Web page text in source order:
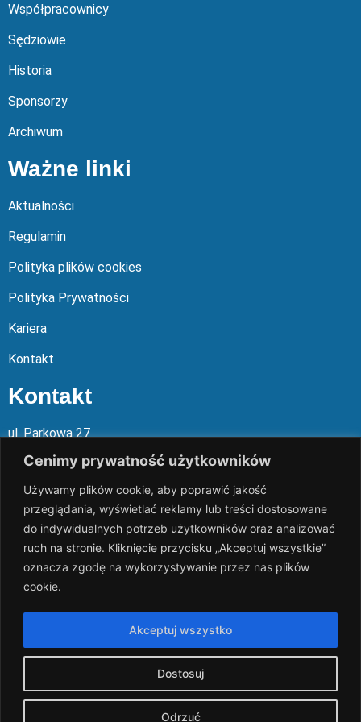
Cenimy prywatność użytkowników
Używamy plików cookie, aby poprawić jakość
przeglądania, wyświetlać reklamy lub treści dostosowane
do indywidualnych potrzeb użytkowników oraz analizować
ruch na stronie. Kliknięcie przycisku „Akceptuj wszystkie”
oznacza zgodę na wykorzystywanie przez nas plików
cookie.
Dostosuj
Odrzuć
Akceptuj wszystko
Współpracownicy
Sędziowie
Historia
Sponsorzy
Archiwum
Ważne linki
Aktualności
Regulamin
Polityka plików cookies
Polityka Prywatności
Kariera
Kontakt
Kontakt
ul. Parkowa 27
05-120 Legionowo
Mail: slalp@slalp.com.pl
Telefon: 732 86 6 667 | 731 466 667
KRS 0000289744
NIP 536-183-07-25
REGON 1411
Rachunek bankowy: PKO BP 17 1020 10
1054
slalp.com.pl Copyright © 2024
– Part of
BSK Group. All rights reserved.